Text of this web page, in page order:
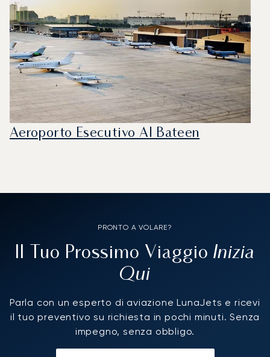
Aeroporto Esecutivo Al Bateen
PRONTO A VOLARE?
Il Tuo Prossimo Viaggio Inizia
Qui
Parla con un esperto di aviazione LunaJets e ricevi
il tuo preventivo su richiesta in pochi minuti. Senza
impegno, senza obbligo.